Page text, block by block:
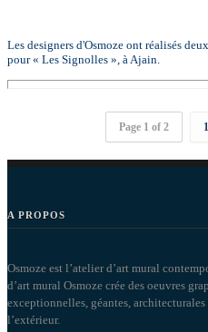
Les designers d'Osmoze ont réalisés
pour « Les Signolles », à Ajain.
Page 1 of 2 1
A PROPOS
Osmoze est l’atelier d’art mural
d’art mural Osmoze crée des oeuvres
exceptionnelles, géantes,
l’extérieur.